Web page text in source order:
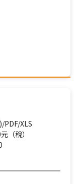
PDF/XLS
（稅）